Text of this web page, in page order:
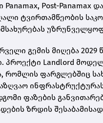
Panamax, Post-Panamax
ტვირთამწეობის
გემის მიღება 2029
პროექტი Landlord
რომლის ფარგლებშიც
ინფრასტრუქტურას
ფაზების
ზრდის შესაბამისად